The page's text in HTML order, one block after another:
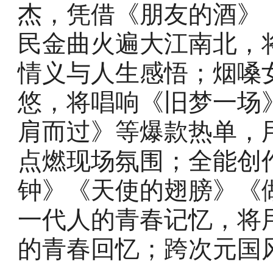
杰，凭借《朋友的酒》
民金曲火遍大江南北
情义与人生感悟；烟嗓
悠，将唱响《旧梦一场
肩而过》等爆款热单
点燃现场氛围；全能
钟》《天使的翅膀》《
一代人的青春记忆，将
的青春回忆；跨次元